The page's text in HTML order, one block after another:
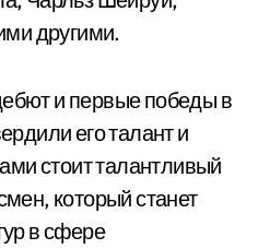
другими.
и первые победы в
его талант и
стоит талантливый
который станет
в сфере